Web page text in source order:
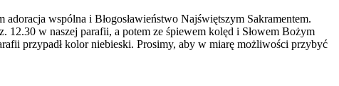
wspólna i Błogosławieństwo Najświętszym Sakramentem.
12.30 w naszej parafii, a potem ze śpiewem kolęd i Słowem Bożym
przypadł kolor niebieski. Prosimy, aby w miarę możliwości przybyć